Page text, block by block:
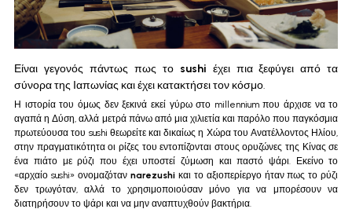
Είναι γεγονός πάντως πως το sushi έχει πια ξεφύγει από τα
σύνορα της Ιαπωνίας και έχει κατακτήσει τον κόσμο.
Η ιστορία του όμως δεν ξεκινά εκεί γύρω στο millennium που άρχισε να το
αγαπά η Δύση, αλλά μετρά πάνω από μια χιλιετία και παρόλο που παγκόσμια
πρωτεύουσα του sushi θεωρείτε και δικαίως η Χώρα του Ανατέλλοντος Ηλίου,
στην πραγματικότητα οι ρίζες του εντοπίζονται στους ορυζώνες της Κίνας σε
ένα πιάτο με ρύζι που έχει υποστεί ζύμωση και παστό ψάρι. Εκείνο το
«αρχαίο sushi» ονομαζόταν narezushi και το αξιοπερίεργο ήταν πως το ρύζι
δεν τρωγόταν, αλλά το χρησιμοποιούσαν μόνο για να μπορέσουν να
διατηρήσουν το ψάρι και να μην αναπτυχθούν βακτήρια.